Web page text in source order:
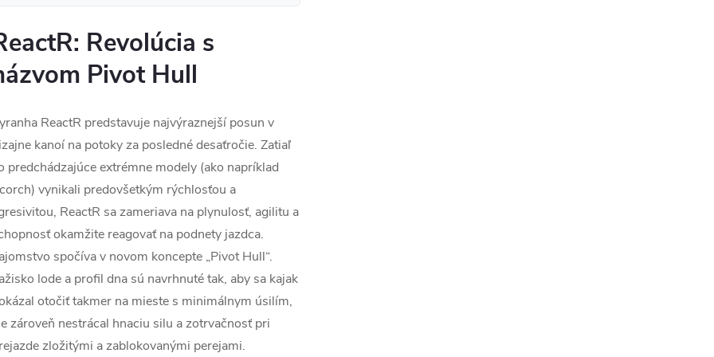
Revolúcia s
Pivot Hull
ReactR predstavuje najvýraznejší posun v
kanoí na potoky za posledné desaťročie. Zatiaľ
predchádzajúce extrémne modely (ako napríklad
vynikali predovšetkým rýchlosťou a
ReactR sa zameriava na plynulosť, agilitu a
okamžite reagovať na podnety jazdca.
spočíva v novom koncepte „Pivot Hull“.
lode a profil dna sú navrhnuté tak, aby sa kajak
otočiť takmer na mieste s minimálnym úsilím,
zároveň nestrácal hnaciu silu a zotrvačnosť pri
zložitými a zablokovanými perejami.